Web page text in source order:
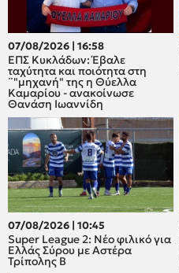
07/08/2026 | 16:58
ΕΠΣ Κυκλάδων: Έβαλε
ταχύτητα και ποιότητα στη
¨"μηχανή" της η Θύελλα
Καμαρίου - ανακοίνωσε
Θανάση Ιωαννίδη
07/08/2026 | 10:45
Super League 2: Νέο φιλικό για
Ελλάς Σύρου με Αστέρα
Τρίπολης Β